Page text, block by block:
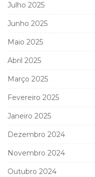
Julho 2025
Junho 2025
Maio 2025
Abril 2025
Março 2025
Fevereiro 2025
Janeiro 2025
Dezembro 2024
Novembro 2024
Outubro 2024